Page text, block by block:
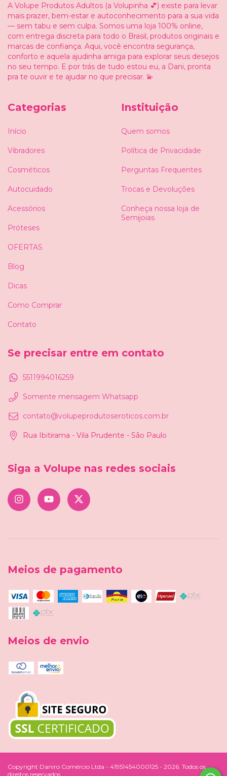
A Volupe Produtos Adultos (a Volupinha 💕) existe para levar
mais prazer, bem-estar e autoconhecimento para a sua vida
— sem tabu e sem culpa. Somos uma loja 100% online,
com entrega discreta para todo o Brasil, produtos originais e
marcas de confiança. Aqui, você encontra segurança,
conforto e aquela ajudinha amiga para explorar seus desejos
no seu tempo. E por trás de tudo estou eu, a Dani, pronta
pra te ouvir e te ajudar no que precisar. 💫
Categorias
Início
Vibradores
Cosméticos
Autocuidado
Acessórios
Próteses
OFERTAS
Blog
Dicas
Como Comprar
Contato
Instituição
Quem somos
Política de Privacidade
Perguntas Frequentes
Trocas e Devoluções
Conheça nossa loja de
Semijoias
Se precisar entre em contato
5511994016259
Somente mensagem Whatsapp
contato@volupeprodutoseroticos.com.br
Rua Ibitirama - Vila Prudente - São Paulo
Siga a Volupe nas redes sociais
Meios de pagamento
Meios de envio
Copyright Daniro Comércio Ltda - 41951454000125 - 2026. Todos os
direitos reservados.